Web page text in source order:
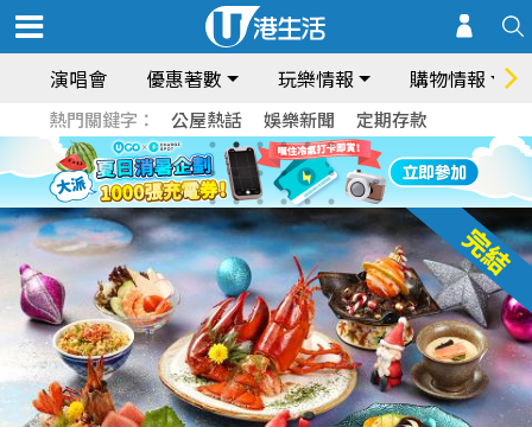
演唱會 優惠著數 玩樂情報 購物情報
熱門關鍵字： 公屋熱話 娛樂新聞 定期存款